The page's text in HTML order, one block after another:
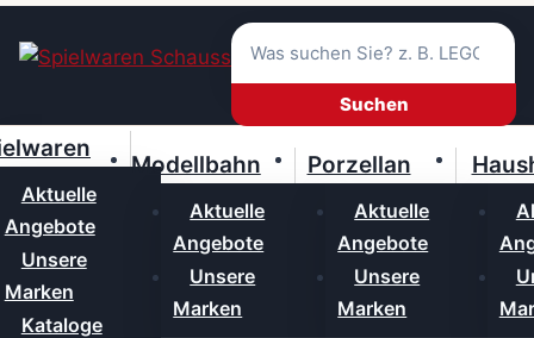
Inhalt
Suchen
Aktuelle
Angebote
Unsere
Marken
Kataloge
Modellbahn
Aktuelle
Angebote
Unsere
Marken
Porzellan
Aktuelle
Angebote
Unsere
Marken